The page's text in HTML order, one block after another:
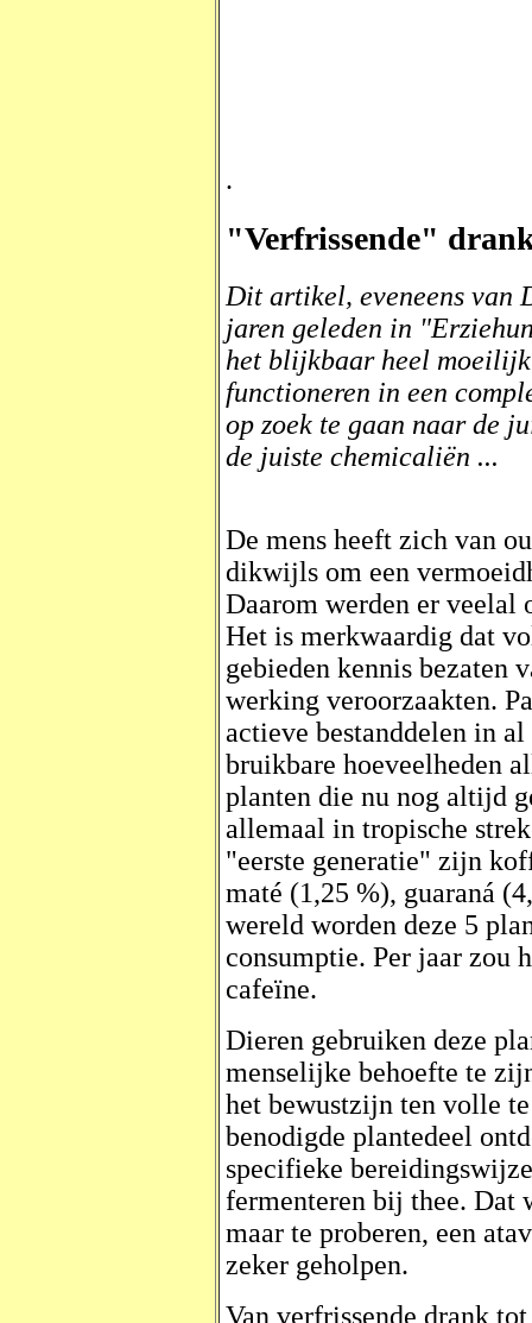
.
"Verfrissende"
Dit artikel, eveneens van
jaren geleden in
het blijkbaar heel
functioneren in een
op zoek te gaan naar de
de juiste chemicaliën ...
De mens heeft zich van
dikwijls om een
Daarom werden er veelal
Het is merkwaardig dat
gebieden kennis bezaten
werking veroorzaakten.
actieve bestanddelen in
bruikbare hoeveelheden
planten die nu nog altijd
allemaal in tropische
"eerste generatie" zijn
maté (1,25 %), guaraná
wereld worden deze 5
consumptie. Per jaar zou
cafeïne.
Dieren gebruiken deze
menselijke behoefte te
het bewustzijn ten volle
benodigde plantedeel
specifieke
fermenteren bij thee. Dat
maar te proberen, een
zeker geholpen.
Van verfrissende drank